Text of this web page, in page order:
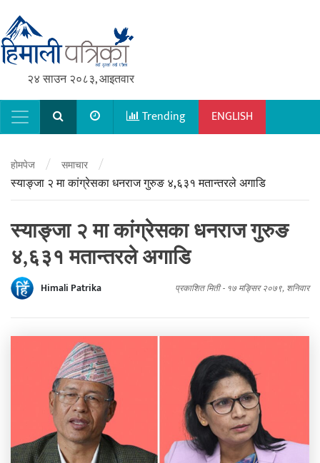
२४ साउन २०८३, आइतवार
Main NavigationTrending ENGLISH
होमपेज / समाचार /
स्याङ्जा २ मा कांग्रेसका धनराज गुरुङ ४,६३१ मतान्तरले अगाडि
स्याङ्जा २ मा कांग्रेसका धनराज गुरुङ
४,६३१ मतान्तरले अगाडि
Himali Patrika प्रकाशित मिती - १७ मङ्सिर २०७९, शनिवार